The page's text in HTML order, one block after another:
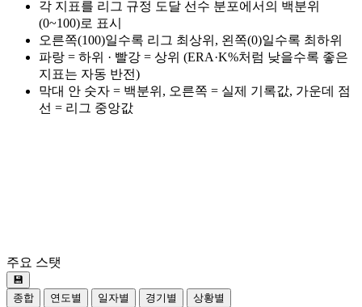
각 지표를 리그 규정 도달 선수 분포에서의 백분위
(0~100)로 표시
오른쪽(100)일수록 리그 최상위, 왼쪽(0)일수록 최하위
파랑 = 하위 · 빨강 = 상위 (ERA·K%처럼 낮을수록 좋은
지표는 자동 반전)
막대 안 숫자 = 백분위, 오른쪽 = 실제 기록값, 가운데 점
선 = 리그 중앙값
주요 스탯
💾
종합
연도별 일자별 경기별 상황별